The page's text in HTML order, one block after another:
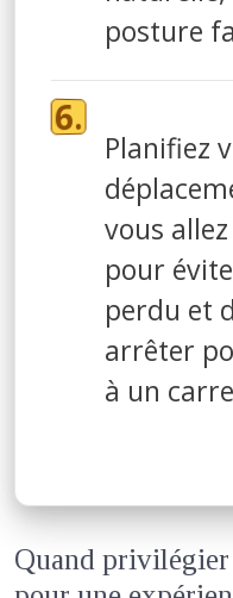
posture
Planifiez
vous
pour
perdu et
arrêter
à un
Quand